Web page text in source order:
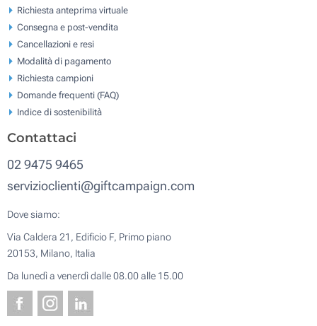
Richiesta anteprima virtuale
Consegna e post-vendita
Cancellazioni e resi
Modalità di pagamento
Richiesta campioni
Domande frequenti (FAQ)
Indice di sostenibilità
Contattaci
02 9475 9465
servizioclienti@giftcampaign.com
Dove siamo:
Via Caldera 21, Edificio F, Primo piano
20153, Milano, Italia
Da lunedì a venerdì dalle 08.00 alle 15.00